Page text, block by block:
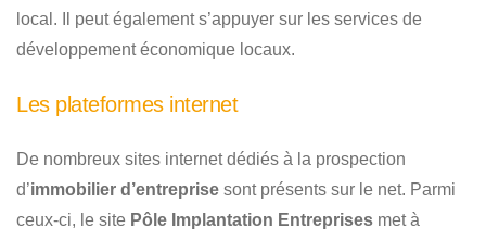
local. Il peut également s’appuyer sur les services de
développement économique locaux.
Les plateformes internet
De nombreux sites internet dédiés à la prospection
d’immobilier d’entreprise sont présents sur le net. Parmi
ceux-ci, le site Pôle Implantation Entreprises met à